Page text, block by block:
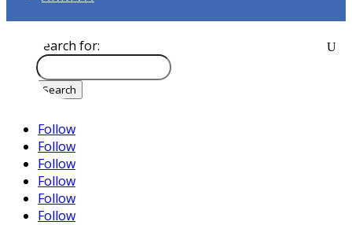
Search for:
Follow
Follow
Follow
Follow
Follow
Follow